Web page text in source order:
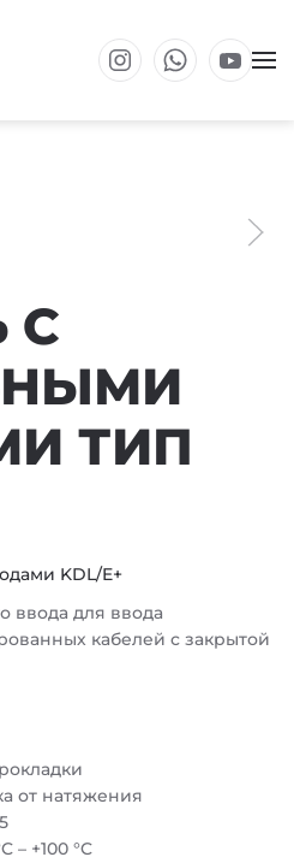
содержанию
С
ТИП
KDL/E+
ввода для ввода
кабелей с закрытой
от натяжения
– +100 °C